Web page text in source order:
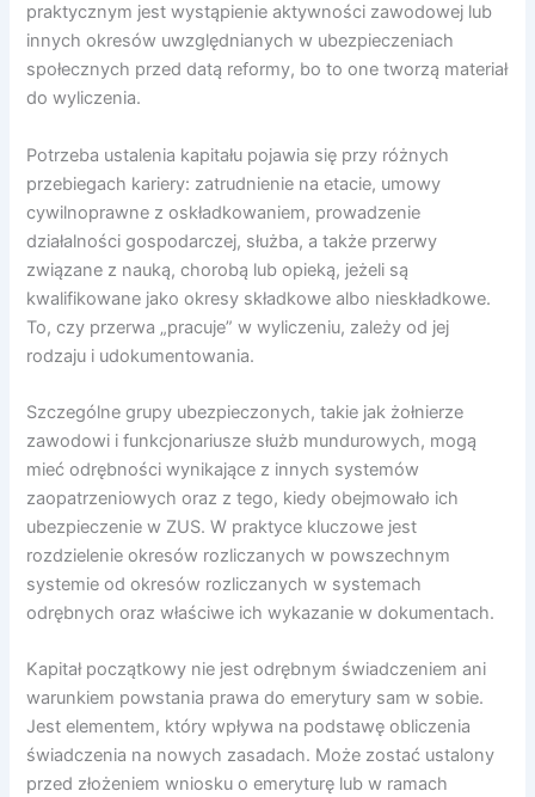
praktycznym jest wystąpienie aktywności zawodowej lub
innych okresów uwzględnianych w ubezpieczeniach
społecznych przed datą reformy, bo to one tworzą materiał
do wyliczenia.
Potrzeba ustalenia kapitału pojawia się przy różnych
przebiegach kariery: zatrudnienie na etacie, umowy
cywilnoprawne z oskładkowaniem, prowadzenie
działalności gospodarczej, służba, a także przerwy
związane z nauką, chorobą lub opieką, jeżeli są
kwalifikowane jako okresy składkowe albo nieskładkowe.
To, czy przerwa „pracuje” w wyliczeniu, zależy od jej
rodzaju i udokumentowania.
Szczególne grupy ubezpieczonych, takie jak żołnierze
zawodowi i funkcjonariusze służb mundurowych, mogą
mieć odrębności wynikające z innych systemów
zaopatrzeniowych oraz z tego, kiedy obejmowało ich
ubezpieczenie w ZUS. W praktyce kluczowe jest
rozdzielenie okresów rozliczanych w powszechnym
systemie od okresów rozliczanych w systemach
odrębnych oraz właściwe ich wykazanie w dokumentach.
Kapitał początkowy nie jest odrębnym świadczeniem ani
warunkiem powstania prawa do emerytury sam w sobie.
Jest elementem, który wpływa na podstawę obliczenia
świadczenia na nowych zasadach. Może zostać ustalony
przed złożeniem wniosku o emeryturę lub w ramach